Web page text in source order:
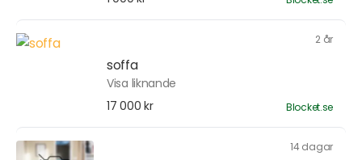
2 år
soffa
Visa liknande
17 000 kr
Blocket.se
14 dagar